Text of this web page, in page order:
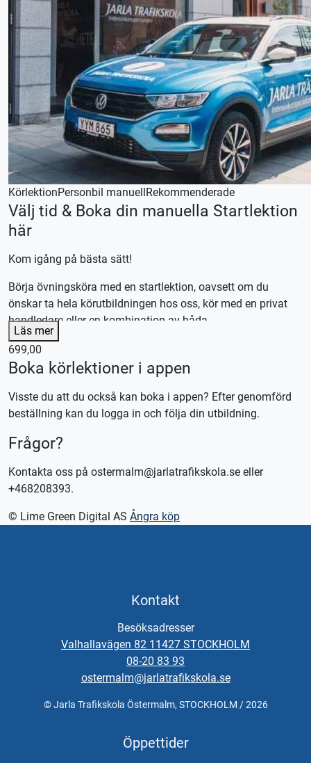
KörlektionPersonbil manuellRekommenderade
Välj tid & Boka din manuella Startlektion
här
Kom igång på bästa sätt!
Börja övningsköra med en startlektion, oavsett om du
önskar ta hela körutbildningen hos oss, kör med en privat
handledare eller en kombination av båda.
Efter lektionen skräddarsyr vi en plan efter dina
förutsättningar och önskemål.
Våra körlektioner är 70 minuter, utebliven närvaro debiteras.
En startlektion kan endast nyttjas en gång och ersätter inte
vanliga körlektioner.
körkortstillstånd krävs.
Vid önskemål om betalning via faktura, vänligen kontakta
trafikskolan så hjälper vi er.
Läs mer
699,00
Boka körlektioner i appen
Visste du att du också kan boka i appen? Efter genomförd
beställning kan du logga in och följa din utbildning.
Frågor?
Kontakta oss på ostermalm@jarlatrafikskola.se eller
+468208393.
© Lime Green Digital AS Ångra köp
Kontakt
Besöksadresser
Valhallavägen 82 11427 STOCKHOLM
08-20 83 93
ostermalm@jarlatrafikskola.se
© Jarla Trafikskola Östermalm, STOCKHOLM / 2026
Öppettider